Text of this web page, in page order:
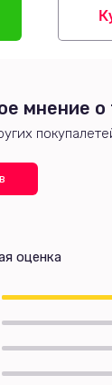
мнение о
оценка